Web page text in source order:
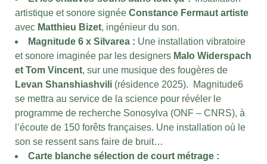
artistique et sonore signée Constance Fermaut artiste
avec Matthieu Bizet, ingénieur du son.
Magnitude 6 x Silvarea : Une installation vibratoire
et sonore imaginée par les designers Malo Widerspach
et Tom Vincent, sur une musique des fougères de
Levan Shanshiashvili (résidence 2025). Magnitude6
se mettra au service de la science pour révéler le
programme de recherche Sonosylva (ONF – CNRS), à
l’écoute de 150 forêts françaises. Une installation où le
son se ressent sans faire de bruit…
Carte blanche sélection de court métrage :